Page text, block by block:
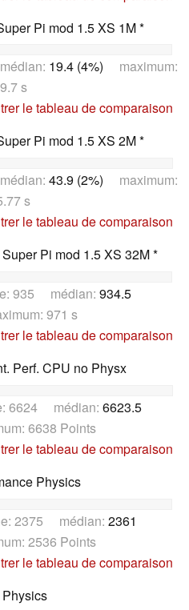
Pi mod 1.5 XS 1M *
19.4 (4%) maximum:
s
le tableau de comparaison
Pi mod 1.5 XS 2M *
43.9 (2%) maximum:
s
le tableau de comparaison
Pi mod 1.5 XS 32M *
935 médian: 934.5
971 s
le tableau de comparaison
Perf. CPU no Physx
6624 médian: 6623.5
6638 Points
le tableau de comparaison
Physics
2375 médian: 2361
2536 Points
le tableau de comparaison